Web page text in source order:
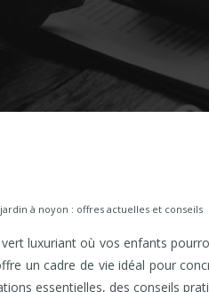
à noyon : offres actuelles et conseils
vert luxuriant où vos enfants
un cadre de vie idéal pour
essentielles, des conseils